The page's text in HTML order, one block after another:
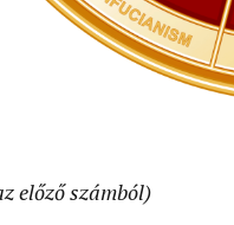
előző számból)